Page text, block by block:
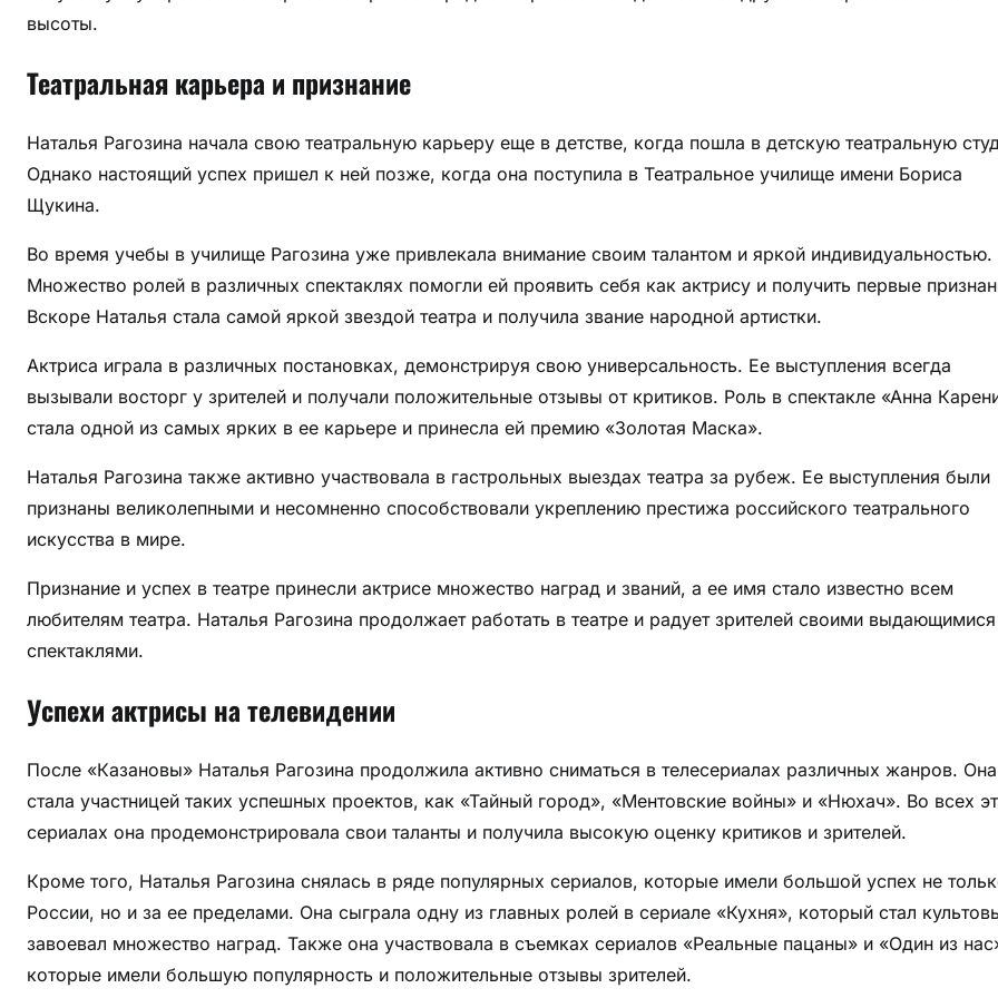
высоты.
Театральная карьера и признание
Наталья Рагозина начала свою театральную карьеру еще в детстве, когда пошла в детскую театральную
Однако настоящий успех пришел к ней позже, когда она поступила в Театральное училище имени Бориса
Щукина.
Во время учебы в училище Рагозина уже привлекала внимание своим талантом и яркой индивидуальностью.
Множество ролей в различных спектаклях помогли ей проявить себя как актрису и получить первые
Вскоре Наталья стала самой яркой звездой театра и получила звание народной артистки.
Актриса играла в различных постановках, демонстрируя свою универсальность. Ее выступления всегда
вызывали восторг у зрителей и получали положительные отзывы от критиков. Роль в спектакле «Анна
стала одной из самых ярких в ее карьере и принесла ей премию «Золотая Маска».
Наталья Рагозина также активно участвовала в гастрольных выездах театра за рубеж. Ее выступления были
признаны великолепными и несомненно способствовали укреплению престижа российского театрального
искусства в мире.
Признание и успех в театре принесли актрисе множество наград и званий, а ее имя стало известно всем
любителям театра. Наталья Рагозина продолжает работать в театре и радует зрителей своими выдающимися
спектаклями.
Успехи актрисы на телевидении
После «Казановы» Наталья Рагозина продолжила активно сниматься в телесериалах различных жанров. Она
стала участницей таких успешных проектов, как «Тайный город», «Ментовские войны» и «Нюхач». Во всех
сериалах она продемонстрировала свои таланты и получила высокую оценку критиков и зрителей.
Кроме того, Наталья Рагозина снялась в ряде популярных сериалов, которые имели большой успех не
России, но и за ее пределами. Она сыграла одну из главных ролей в сериале «Кухня», который стал
завоевал множество наград. Также она участвовала в съемках сериалов «Реальные пацаны» и «Один из
которые имели большую популярность и положительные отзывы зрителей.